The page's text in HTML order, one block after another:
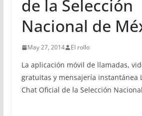
de la Selección
Nacional de
May 27, 2014 El rollo
La aplicación móvil de llamadas,
gratuitas y mensajería instantánea
Chat Oficial de la Selección